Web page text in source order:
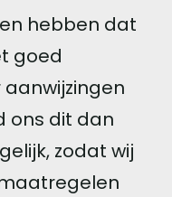
hebben dat
goed
aanwijzingen
ons dit dan
zodat wij